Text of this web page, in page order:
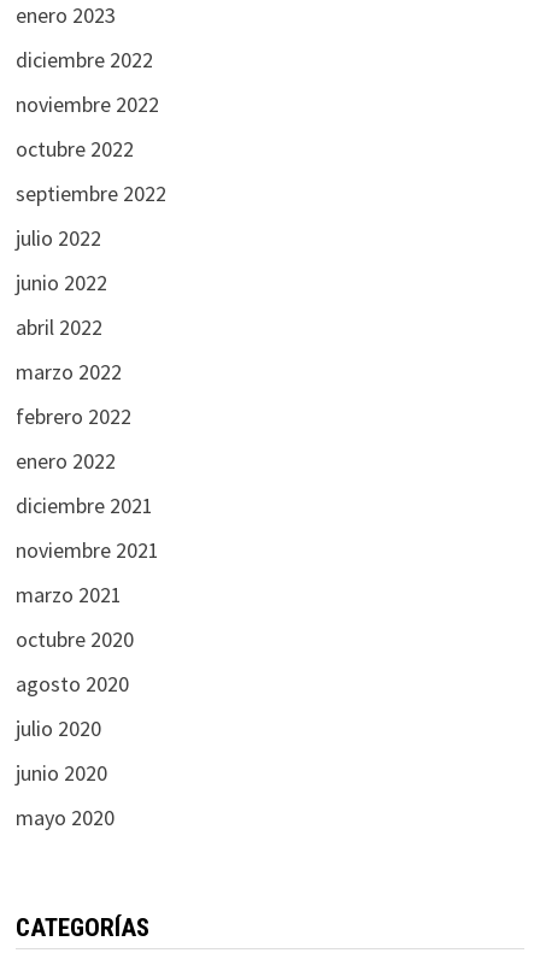
enero 2023
diciembre 2022
noviembre 2022
octubre 2022
septiembre 2022
julio 2022
junio 2022
abril 2022
marzo 2022
febrero 2022
enero 2022
diciembre 2021
noviembre 2021
marzo 2021
octubre 2020
agosto 2020
julio 2020
junio 2020
mayo 2020
CATEGORÍAS